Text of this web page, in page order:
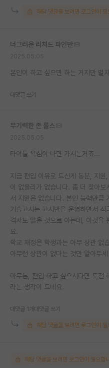
재팬라운지 🌸
해당 댓글을 보려면 로그인이 필
너그러운 리처드 파인만
본인이 하고 싶으면 하는 거지만 별
대댓글 쓰기
무기력한 존 롤스
타이틀 욕심이 나면 가시는거죠...
지금 편입 이유로 드신게 동문, 지
이 없을리가 없습니다. 좀 더 찾아보
서 지원은 없습니다. 본인 능력만큼
기술고시는 고시반을 운영하면서
격자도 많은 것으로 아는데, 이것을
요.
학교 재정은 학생과는 아무 상관 없
아무런 상관이 없다는 것만 알아두세
아무튼, 편입 하고 싶으시다면 도전
라는 생각이 드네요.
대댓글 1개 대댓글 쓰기
해당 댓글을 보려면 로그인이 필
해당 댓글을 보려면 로그인이 필요합